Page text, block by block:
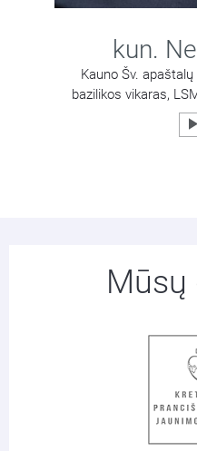
kun.
Kauno Šv.
bazilikos vikaras,
Mūsų